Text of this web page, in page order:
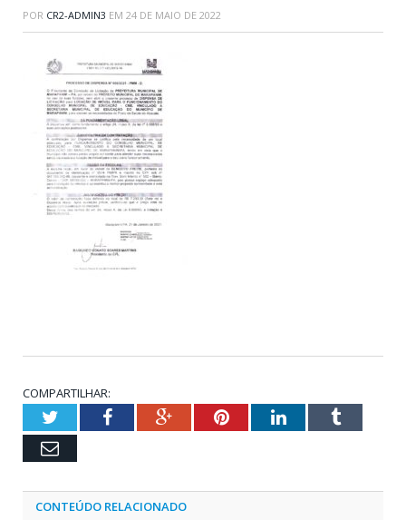
POR CR2-ADMIN3 EM 24 DE MAIO DE 2022
COMPARTILHAR:
TwitterFacebookGoogle+PinterestLinkedInTumblr
Email
CONTEÚDO RELACIONADO